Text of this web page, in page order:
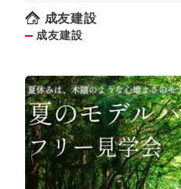
成友建設
成友建設